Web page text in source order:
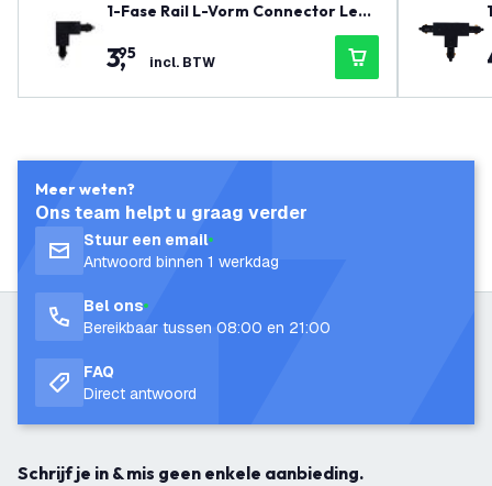
1-Fase Rail L-Vorm Connector Left
3,
95 incl. BTW
Meer weten?
Ons team helpt u graag verder
Stuur een email
Antwoord binnen 1 werkdag
Bel ons
Bereikbaar tussen 08:00 en 21:00
FAQ
Direct antwoord
Schrijf je in & mis geen enkele aanbieding.